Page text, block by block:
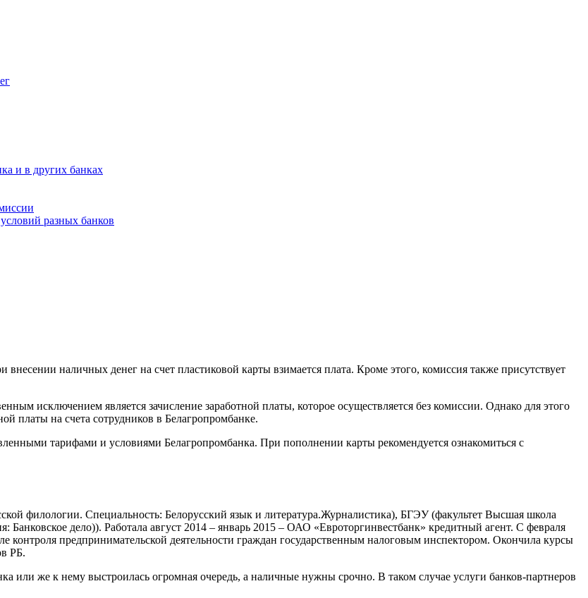
и в других банках
разных банков
наличных денег на счет пластиковой карты взимается плата. Кроме этого, комиссия также присутствует
исключением является зачисление заработной платы, которое осуществляется без комиссии. Однако для этого
платы на счета сотрудников в Белагропромбанке.
тарифами и условиями Белагропромбанка. При пополнении карты рекомендуется ознакомиться с
филологии. Специальность: Белорусский язык и литература.Журналистика), БГЭУ (факультет Высшая школа
дело)). Работала август 2014 – январь 2015 – ОАО «Евроторгинвестбанк» кредитный агент. С февраля
предпринимательской деятельности граждан государственным налоговым инспектором. Окончила курсы
РБ.
или же к нему выстроилась огромная очередь, а наличные нужны срочно. В таком случае услуги банков-партнеров